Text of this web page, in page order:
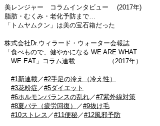
美レンジャー コラムインタビュー (2017年)
脂肪・むくみ・老化予防まで…
「トムヤムクン」は美の宝石箱だった
株式会社Dr.ウィラード・ウォーター会報誌
「食べもので、健やかになる WE ARE WHAT
WE EAT」コラム連載 （2017年）
#1新連載／#2手足の冷え（冷え性）
#3花粉症 ／#5ダイエット
#6ホルモンバランスの乱れ／#7紫外線対策
#8夏バテ（疲労回復）
／#9抜け毛
#10ストレス ／#11便秘／#12風邪予防